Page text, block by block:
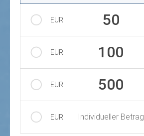
EUR 50
EUR 100
EUR 500
EUR Individueller Betrag